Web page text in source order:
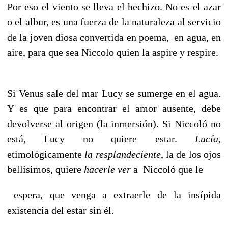
Por eso el viento se lleva el hechizo. No es el azar
o el albur, es una fuerza de la naturaleza al servicio
de la joven diosa convertida en poema, en agua, en
aire, para que sea Niccolo quien la aspire y respire.
Si Venus sale del mar Lucy se sumerge en el agua.
Y es que para encontrar el amor ausente, debe
devolverse al origen (la inmersión). Si Niccoló no
está, Lucy no quiere estar. Lucía,
etimológicamente la resplandeciente, la de los ojos
bellísimos, quiere hacerle ver a Niccoló que le
espera, que venga a extraerle de la insípida
existencia del estar sin él.